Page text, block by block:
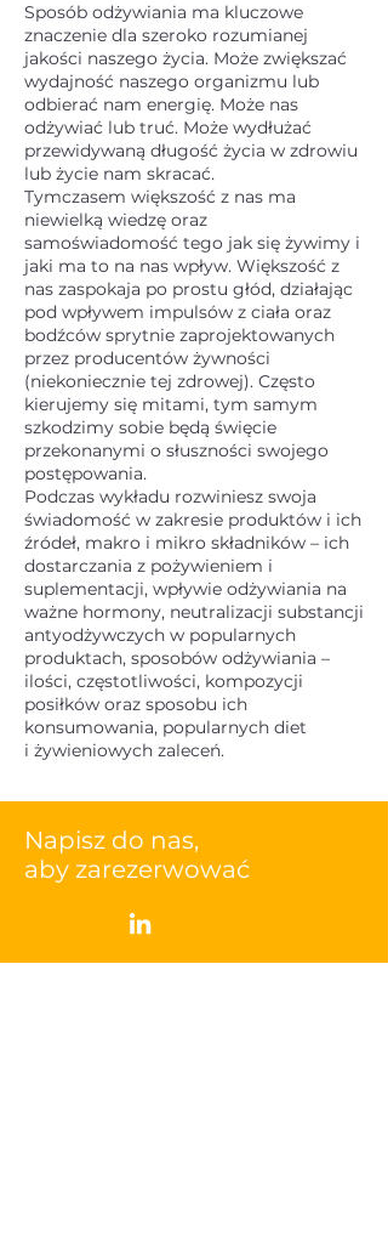
Sposób odżywiania ma kluczowe
znaczenie dla szeroko rozumianej
jakości naszego życia. Może zwiększać
wydajność naszego organizmu lub
odbierać nam energię. Może nas
odżywiać lub truć. Może wydłużać
przewidywaną długość życia w zdrowiu
lub życie nam skracać.
Tymczasem większość z nas ma
niewielką wiedzę oraz
samoświadomość tego jak się żywimy i
jaki ma to na nas wpływ. Większość z
nas zaspokaja po prostu głód, działając
pod wpływem impulsów z ciała oraz
bodźców sprytnie zaprojektowanych
przez producentów żywności
(niekoniecznie tej zdrowej). Często
kierujemy się mitami, tym samym
szkodzimy sobie będą święcie
przekonanymi o słuszności swojego
postępowania.
Podczas wykładu rozwiniesz swoja
świadomość w zakresie produktów i ich
źródeł, makro i mikro składników – ich
dostarczania z pożywieniem i
suplementacji, wpływie odżywiania na
ważne hormony, neutralizacji substancji
antyodżywczych w popularnych
produktach, sposobów odżywiania –
ilości, częstotliwości, kompozycji
posiłków oraz sposobu ich
konsumowania, popularnych diet
i żywieniowych zaleceń.
Napisz do nas,
aby zarezerwować